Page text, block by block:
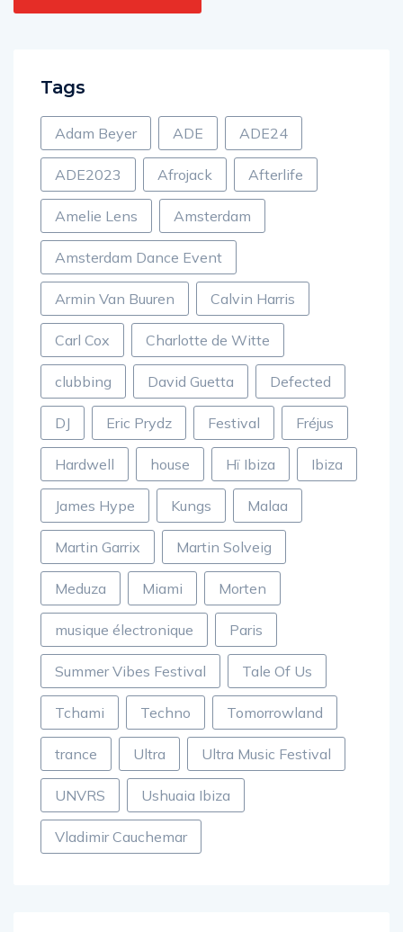
603
Adam Beyer ADE ADE24
ADE2023 Afrojack Afterlife
Amelie Lens Amsterdam
Amsterdam Dance Event
Armin Van Buuren Calvin Harris
Carl Cox Charlotte de Witte
clubbing David Guetta Defected
DJ Eric Prydz Festival Fréjus
Hardwell house Hï Ibiza Ibiza
James Hype Kungs Malaa
Martin Garrix Martin Solveig
Meduza Miami Morten
musique électronique Paris
Summer Vibes Festival Tale Of Us
Tchami Techno Tomorrowland
trance Ultra Ultra Music Festival
UNVRS Ushuaia Ibiza
Vladimir Cauchemar